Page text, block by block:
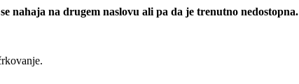
nahaja na drugem naslovu ali pa da je trenutno nedostopna.